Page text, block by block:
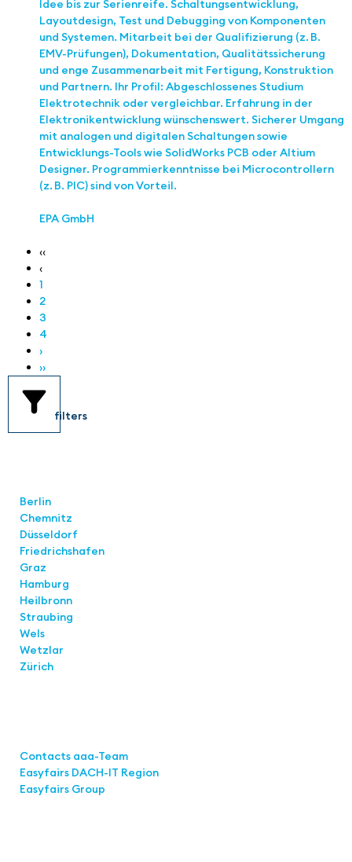
Idee bis zur Serienreife. Schaltungsentwicklung,
Layoutdesign, Test und Debugging von Komponenten
und Systemen. Mitarbeit bei der Qualifizierung (z. B.
EMV-Prüfungen), Dokumentation, Qualitätssicherung
und enge Zusammenarbeit mit Fertigung, Konstruktion
und Partnern. Ihr Profil: Abgeschlossenes Studium
Elektrotechnik oder vergleichbar. Erfahrung in der
Elektronikentwicklung wünschenswert. Sicherer Umgang
mit analogen und digitalen Schaltungen sowie
Entwicklungs-Tools wie SolidWorks PCB oder Altium
Designer. Programmierkenntnisse bei Microcontrollern
(z. B. PIC) sind von Vorteil.
EPA GmbH
‹‹
‹
1
2
3
4
›
››
filters
Berlin
Chemnitz
Düsseldorf
Friedrichshafen
Graz
Hamburg
Heilbronn
Straubing
Wels
Wetzlar
Zürich
Contacts aaa-Team
Easyfairs DACH-IT Region
Easyfairs Group